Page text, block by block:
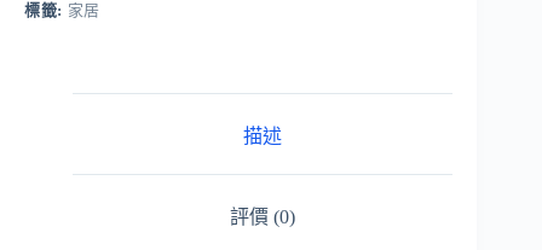
標籤: 家居
描述
評價 (0)